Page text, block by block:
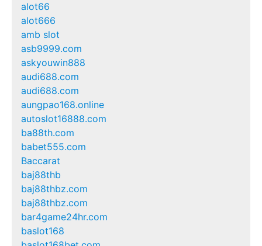
alot66
alot666
amb slot
asb9999.com
askyouwin888
audi688.com
audi688.com
aungpao168.online
autoslot16888.com
ba88th.com
babet555.com
Baccarat
baj88thb
baj88thbz.com
baj88thbz.com
bar4game24hr.com
baslot168